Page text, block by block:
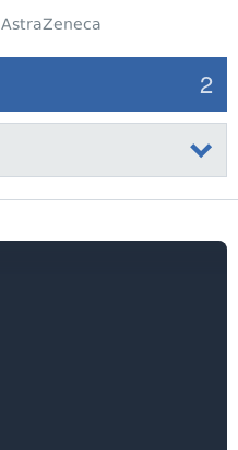
AstraZeneca
2